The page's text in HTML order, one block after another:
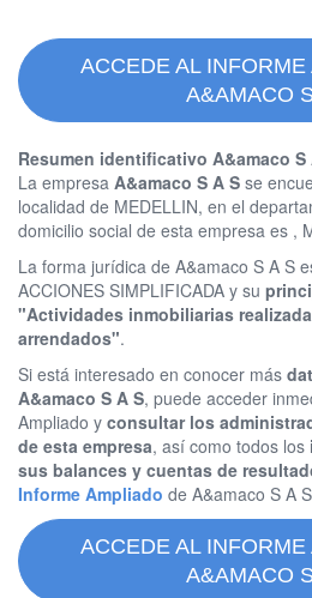
ACCEDE AL
A&AMACO
Resumen identificativo A&amaco S
La empresa A&amaco S A S se
localidad de MEDELLIN, en el
domicilio social de esta empresa es ,
La forma jurídica de A&amaco S A S
ACCIONES SIMPLIFICADA y su
"Actividades inmobiliarias
arrendados".
Si está interesado en conocer más
A&amaco S A S, puede acceder
Ampliado y consultar los
de esta empresa, así como todos los
sus balances y cuentas de
Informe Ampliado de A&amaco S A
ACCEDE AL
A&AMACO